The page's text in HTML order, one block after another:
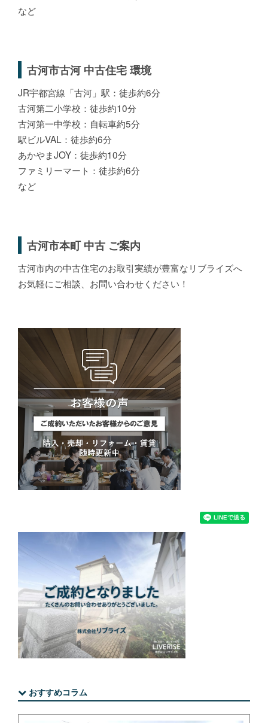
など
古河市古河 中古住宅 環境
JR宇都宮線「古河」駅：徒歩約6分
古河第二小学校：徒歩約10分
古河第一中学校：自転車約5分
駅ビルVAL：徒歩約6分
あかやまJOY：徒歩約10分
ファミリーマート：徒歩約6分
など
古河市本町 中古 ご案内
古河市内の中古住宅のお取引実績が豊富なリブライズへ
お気軽にご相談、お問い合わせください！
おすすめコラム